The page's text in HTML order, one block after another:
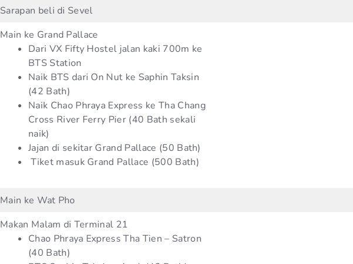
Sarapan beli di Sevel
Main ke Grand Pallace
Dari VX Fifty Hostel jalan kaki 700m ke
BTS Station
Naik BTS dari On Nut ke Saphin Taksin
(42 Bath)
Naik Chao Phraya Express ke Tha Chang
Cross River Ferry Pier (40 Bath sekali
naik)
Jajan di sekitar Grand Pallace (50 Bath)
Tiket masuk Grand Pallace (500 Bath)
Main ke Wat Pho
Makan Malam di Terminal 21
Chao Phraya Express Tha Tien – Satron
(40 Bath)